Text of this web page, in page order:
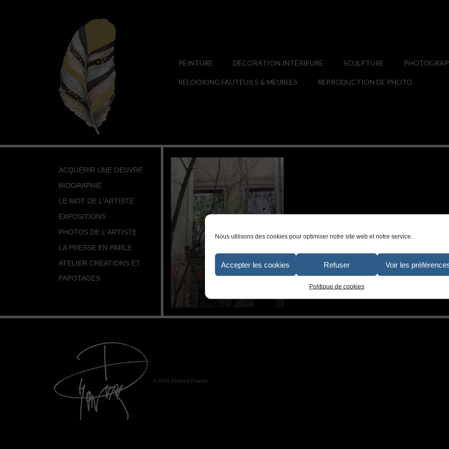
Nous utilisons des cookies pour optimiser notre site web et notre service.
Accepter les cookies Refuser Voir les
Politique de cookies
PEINTURE DÉCORATION INTÉRIEURE SCULPTURE
RELOOKING FAUTEUILS & MEUBLES REPRODUCTION DE PHOTO
ACQUÉRIR UNE OEUVRE
BIOGRAPHIE
LE MOT DE L'ARTISTE
EXPOSITIONS
PHOTOS DE L'ARTISTE
LA PRESSE EN PARLE
ATELIER CRÉATIONS ET
PAPOTAGES
© 2026 Chantal Dupetit